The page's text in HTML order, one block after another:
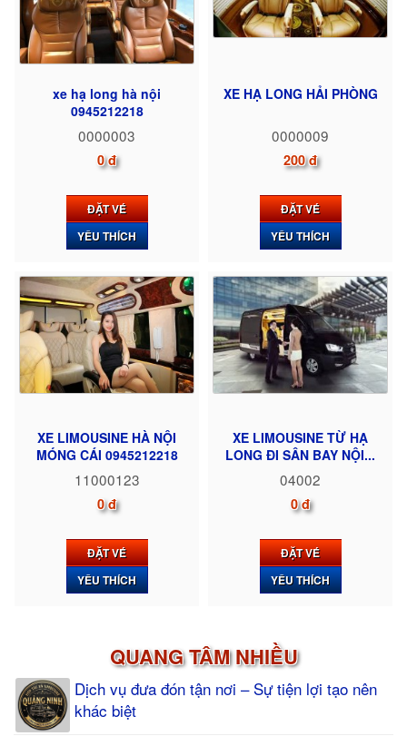
xe hạ long hà nội
0945212218
0000003
0 đ
ĐẶT VÉ
YÊU THÍCH
XE HẠ LONG HẢI PHÒNG
0000009
200 đ
ĐẶT VÉ
YÊU THÍCH
XE LIMOUSINE HÀ NỘI
MÓNG CÁI 0945212218
11000123
0 đ
ĐẶT VÉ
YÊU THÍCH
XE LIMOUSINE TỪ HẠ
LONG ĐI SÂN BAY NỘI...
04002
0 đ
ĐẶT VÉ
YÊU THÍCH
QUANG TÂM NHIỀU
Dịch vụ đưa đón tận nơi – Sự tiện lợi tạo nên
khác biệt